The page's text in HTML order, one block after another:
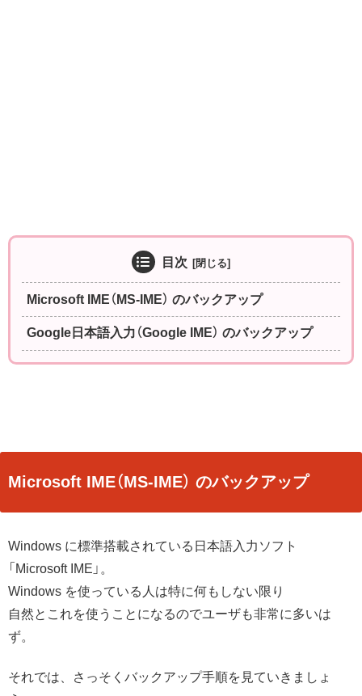
目次
Microsoft IME（MS-IME） のバックアップ
Google日本語入力（Google IME） のバックアップ
Microsoft IME（MS-IME） のバックアップ
Windows に標準搭載されている日本語入力ソフト
「Microsoft IME」。
Windows を使っている人は特に何もしない限り
自然とこれを使うことになるのでユーザも非常に多いは
ず。
それでは、さっそくバックアップ手順を見ていきましょ